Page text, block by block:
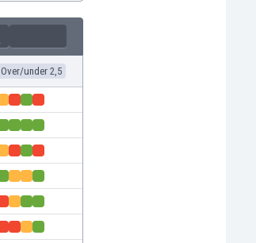
Over/under 2,5